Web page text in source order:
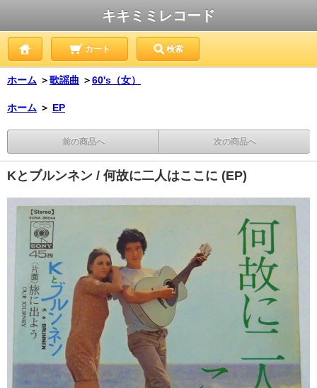
キキミミレコード
カート 検索
ホーム ＞歌謡曲 ＞60's（女）
ホーム ＞ EP
前の商品へ 次の商品へ
Kとブルンネン / 何故に二人はここに (EP)